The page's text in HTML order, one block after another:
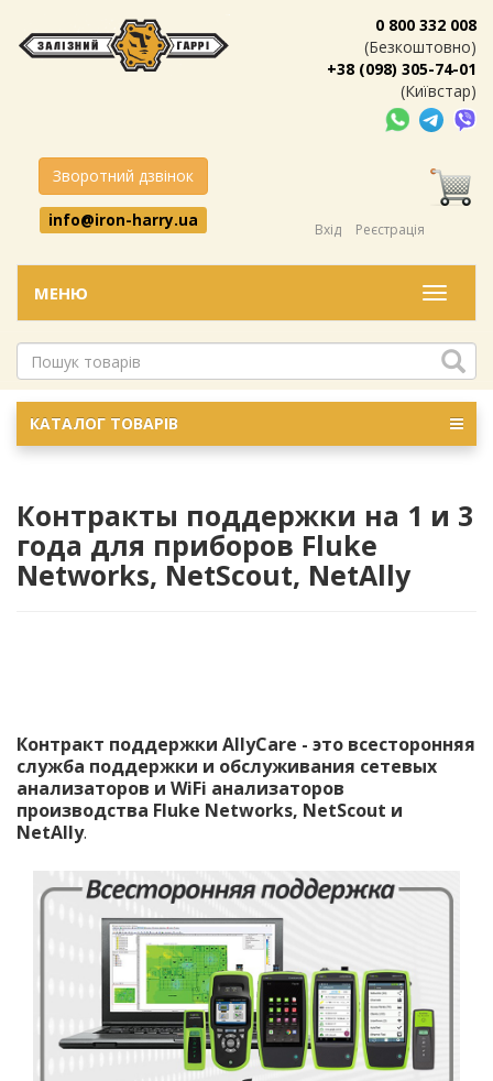
0 800 332 008
(Безкоштовно)
+38 (098) 305-74-01
(Київстар)
Зворотний дзвінок
info@iron-harry.ua
Вхід Реєстрація
Меню
МЕНЮ
КАТАЛОГ ТОВАРІВ
Контракты поддержки на 1 и 3
года для приборов Fluke
Networks, NetScout, NetAlly
Контракт поддержки AllyCare - это всесторонняя
служба поддержки и обслуживания сетевых
анализаторов и WiFi анализаторов
производства Fluke Networks, NetScout и
NetAlly.